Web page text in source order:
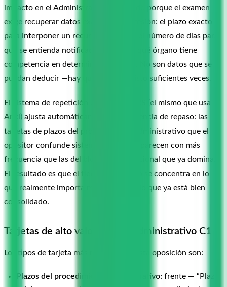
impacto en el Administrativo del Estado porque el examen
exige recuperar datos exactos bajo presión: el plazo exacto
para interponer un recurso de alzada, el número de días para
que se entienda notificado un acto, o qué órgano tiene
competencia en determinada materia. No son datos que se
puedan deducir —hay que haberlos visto suficientes veces.
El sistema de repetición espaciada FSRS (el mismo que usa
Anki) ajusta automáticamente la frecuencia de repaso: las
tarjetas de plazos del procedimiento administrativo que el
opositor confunde sistemáticamente aparecen con más
frecuencia que las del bloque constitucional que ya domina.
El resultado es que el tiempo de repaso se concentra en lo
que realmente importa mejorar, no en lo que ya está bien
consolidado.
Tarjetas de alto valor para el Administrativo C1
Los tipos de tarjeta más rentables en esta oposición son:
Plazos del procedimiento administrativo: frente — “Plazo